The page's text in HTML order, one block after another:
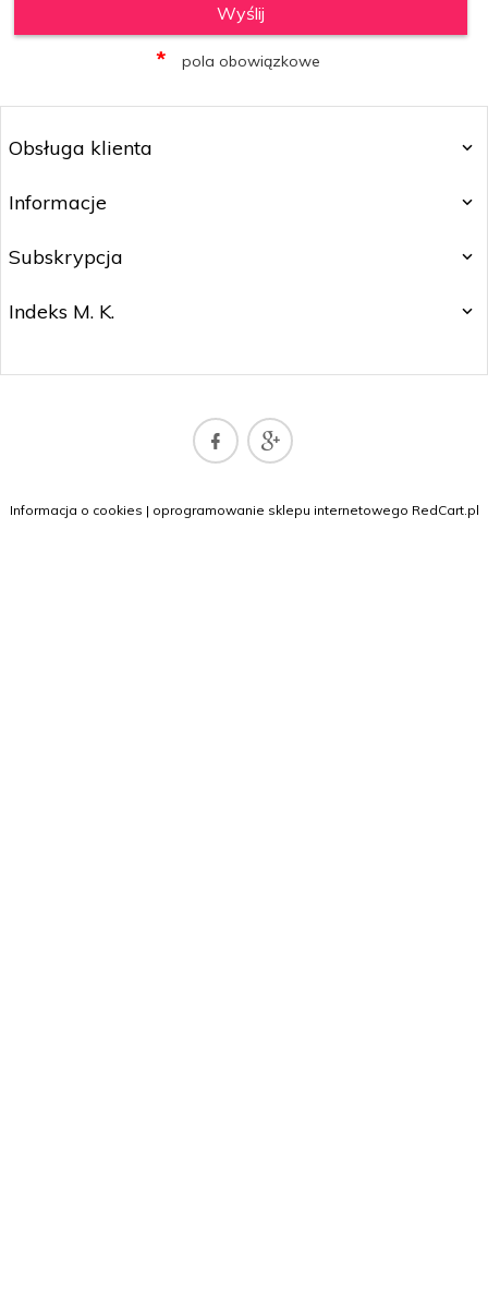
Wyślij
* pola obowiązkowe
Obsługa klienta
Informacje
Subskrypcja
Indeks M. K.
sklep@naszadrukarka.pl
Informacja o cookies | oprogramowanie sklepu internetowego RedCart.pl